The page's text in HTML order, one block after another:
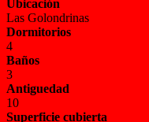
Ubicación
Las Golondrinas
Dormitorios
4
Baños
3
Antiguedad
10
Superficie cubierta